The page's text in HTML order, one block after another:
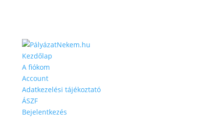
Kezdőlap
A fiókom
Account
Adatkezelési tájékoztató
ÁSZF
Bejelentkezés